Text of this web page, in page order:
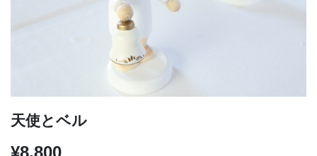
天使とベル
¥8,800